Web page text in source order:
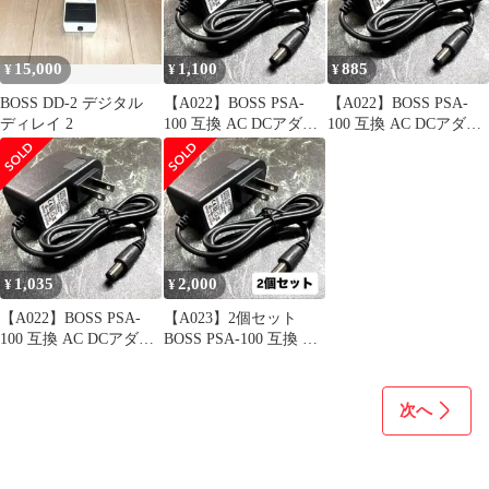
¥15,000
BOSS DD-2 デジタル
ディレイ 2
¥ 1,100
【A022】BOSS PSA-
100 互換 AC DCアダプ
ター 9V 1.0A
¥885
【A022】BOSS PSA-
100 互換 AC DCアダプ
¥ 1,035
【A022】BOSS PSA-
100 互換 AC DCアダプ
¥2,000
【A023】2個セット
BOSS PSA-100 互換 AC
次へ